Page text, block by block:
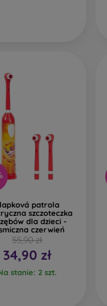
patrola
szczoteczka
dla dzieci -
czerwień
55,90 zł
34,90 zł
stanie: 2 szt.